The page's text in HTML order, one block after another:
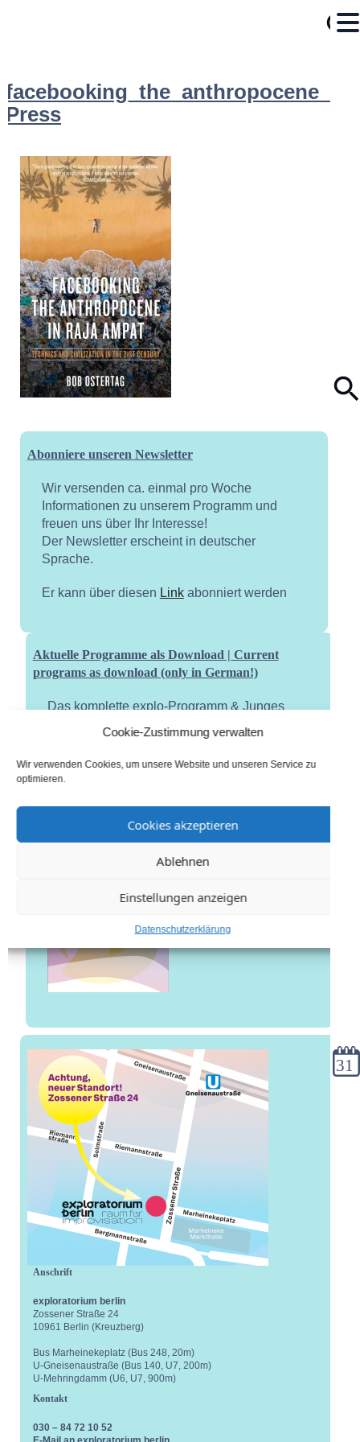
Cookie-Zustimmung verwalten
Wir verwenden Cookies, um unsere Website und unseren Service zu
optimieren.
Cookies akzeptieren
Ablehnen
Einstellungen anzeigen
Datenschutzerklärung
Press
Abonniere unseren Newsletter
Wir versenden ca. einmal pro Woche
Informationen zu unserem Programm und
freuen uns über Ihr Interesse!
Der Newsletter erscheint in deutscher
Sprache.
Er kann über diesen Linkabonniert werden
Aktuelle Programme als Download | Current
programs as download (only in German!)
Das komplette explo-Programm & Junges
explo-Flyer (Frühjahr & Sommer) || Young
explo flyer (spring and summer)
Anschrift
exploratorium berlin
Zossener Straße 24
10961 Berlin (Kreuzberg)
Bus Marheinekeplatz (Bus 248, 20m)
U-Gneisenaustraße (Bus 140, U7, 200m)
U-Mehringdamm (U6, U7, 900m)
Kontakt
030 – 84 72 10 52